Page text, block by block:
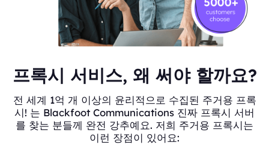
프록시 서비스, 왜 써야 할까요?
전 세계 1억 개 이상의 윤리적으로 수집된 주거용 프록
시! 는 Blackfoot Communications 진짜 프록시 서버
를 찾는 분들께 완전 강추예요. 저희 주거용 프록시는
이런 장점이 있어요: